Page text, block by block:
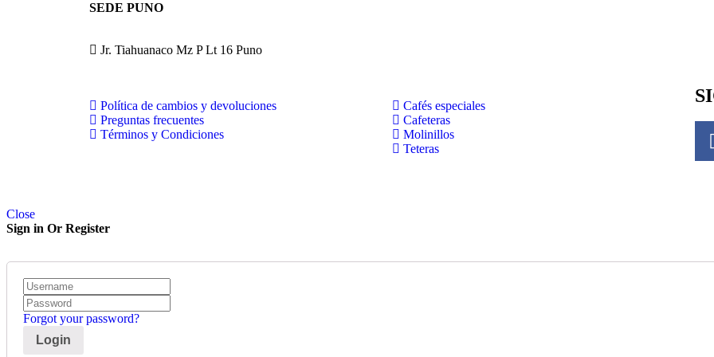
SEDE PUNO
Jr. Tiahuanaco Mz P Lt 16 Puno
Política de cambios y devoluciones
Preguntas frecuentes
Términos y Condiciones
Cafés especiales
Cafeteras
Molinillos
Teteras
Close
Sign in Or Register
Forgot your password?